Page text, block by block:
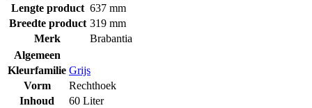
Lengte product 637 mm
Breedte product 319 mm
Merk
Brabantia
Algemeen
Kleurfamilie Grijs
Vorm
Rechthoek
Inhoud
60 Liter